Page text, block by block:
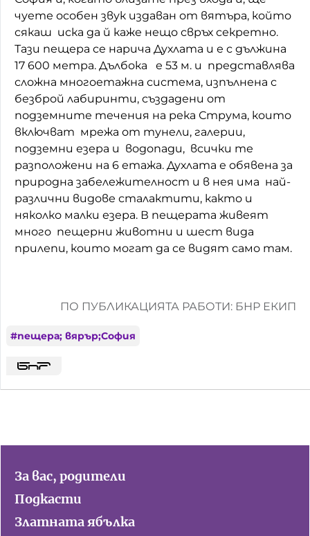
Домашен любимец
Питаме Ви
До ре ми
чуете особен звук издаван от вятъра, който
сякаш иска да й каже нещо свръх секретно.
Тази пещера се нарича Духлата и е с дължина
17 600 метра. Дълбока е 53 м. и представлява
сложна многоетажна система, изпълнена с
безброй лабиринти, създадени от
подземните течения на река Струма, които
включват мрежа от тунели, галерии,
подземни езера и водопади, всички те
разположени на 6 етажа. Духлата е обявена за
природна забележителност и в нея има най-
различни видове сталактити, както и
няколко малки езера. В пещерата живеят
много пещерни животни и шест вида
прилепи, които могат да се видят само там.
ПО ПУБЛИКАЦИЯТА РАБОТИ: БНР ЕКИП
#пещера; вярър;София
За вас, родители
Подкасти
Златната ябълка